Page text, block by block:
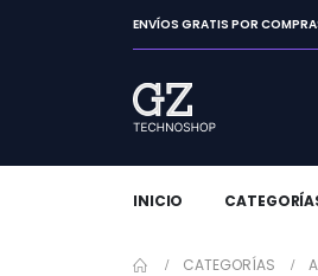
ENVÍOS GRATIS POR
INICIO
CATEGORÍAS